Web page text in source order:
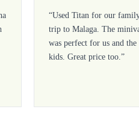
“Used Titan for our
trip to Malaga. The
was perfect for us and the
kids. Great price too.”